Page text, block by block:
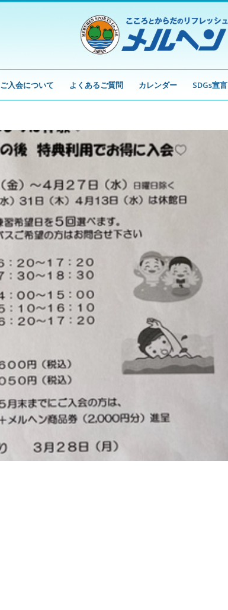
ご入会について よくあるご質問 カレンダー SDGs宣言